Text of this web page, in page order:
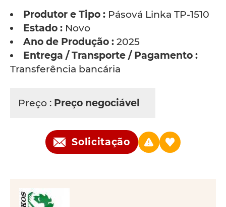
Produtor e Tipo : Pásová Linka TP-1510
Estado : Novo
Ano de Produção : 2025
Entrega / Transporte / Pagamento :
Transferência bancária
Preço : Preço negociável
Solicitação